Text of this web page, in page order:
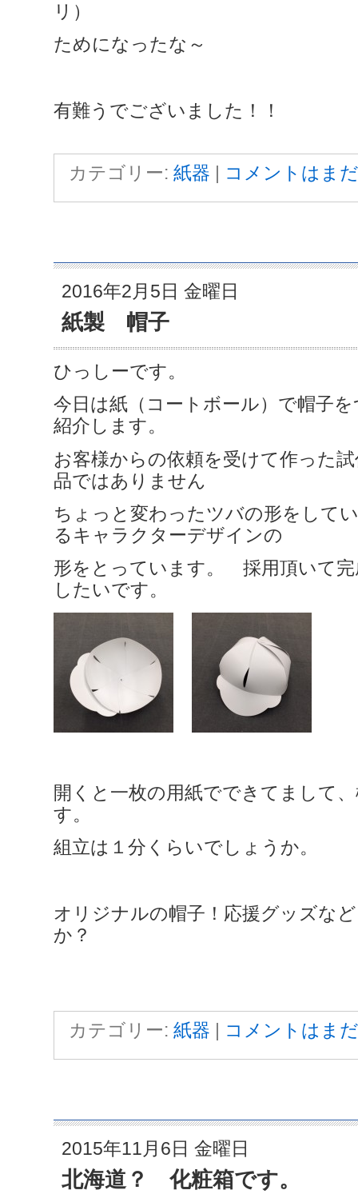
リ）
ためになったな～
有難うでございました！！
カテゴリー: 紙器 コメントはま
2016年2月5日 金曜日
紙製 帽子
ひっしーです。
今日は紙（コートボール）で帽子
紹介します。
お客様からの依頼を受けて作った
品ではありません
ちょっと変わったツバの形をして
るキャラクターデザインの
形をとっています。 採用頂いて
したいです。
開くと一枚の用紙でできてまして
す。
組立は１分くらいでしょうか。
オリジナルの帽子！応援グッズな
か？
カテゴリー: 紙器 コメントはま
2015年11月6日 金曜日
北海道？ 化粧箱です。